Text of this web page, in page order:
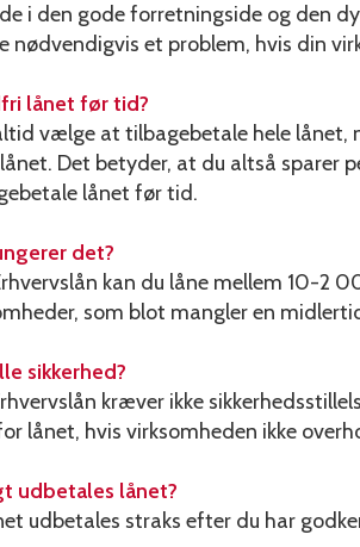
i den gode forretningside og den
nødvendigvis et problem, hvis din
lånet før tid?
vælge at tilbagebetale hele
Det betyder, at du altså sparer
lånet før tid.
det?
kan du låne mellem 10-2
som blot mangler en
sikkerhed?
kræver ikke
lånet, hvis virksomheden ikke
udbetales lånet?
udbetales straks efter du har